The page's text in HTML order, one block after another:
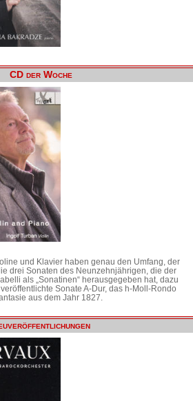
CD der Woche
und Klavier haben genau den Umfang, der
drei Sonaten des Neunzehnjährigen, die der
als „Sonatinen“ herausgegeben hat, dazu
Sonate A-Dur, das h-Moll-Rondo
aus dem Jahr 1827.